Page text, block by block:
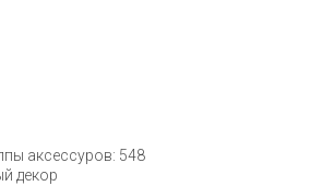
аксессуров: 548
декор